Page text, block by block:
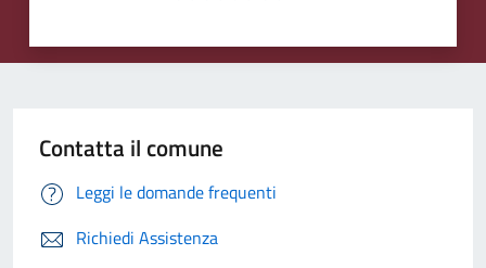
Contatta il comune
Leggi le domande frequenti
Richiedi Assistenza